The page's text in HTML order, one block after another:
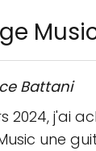
Battani
2024, j'ai
une